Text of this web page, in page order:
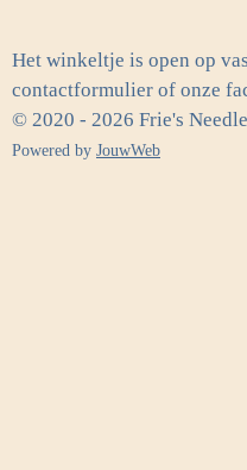
Het winkeltje is open op
contactformulier of onze
© 2020 - 2026 Frie's
Powered by JouwWeb